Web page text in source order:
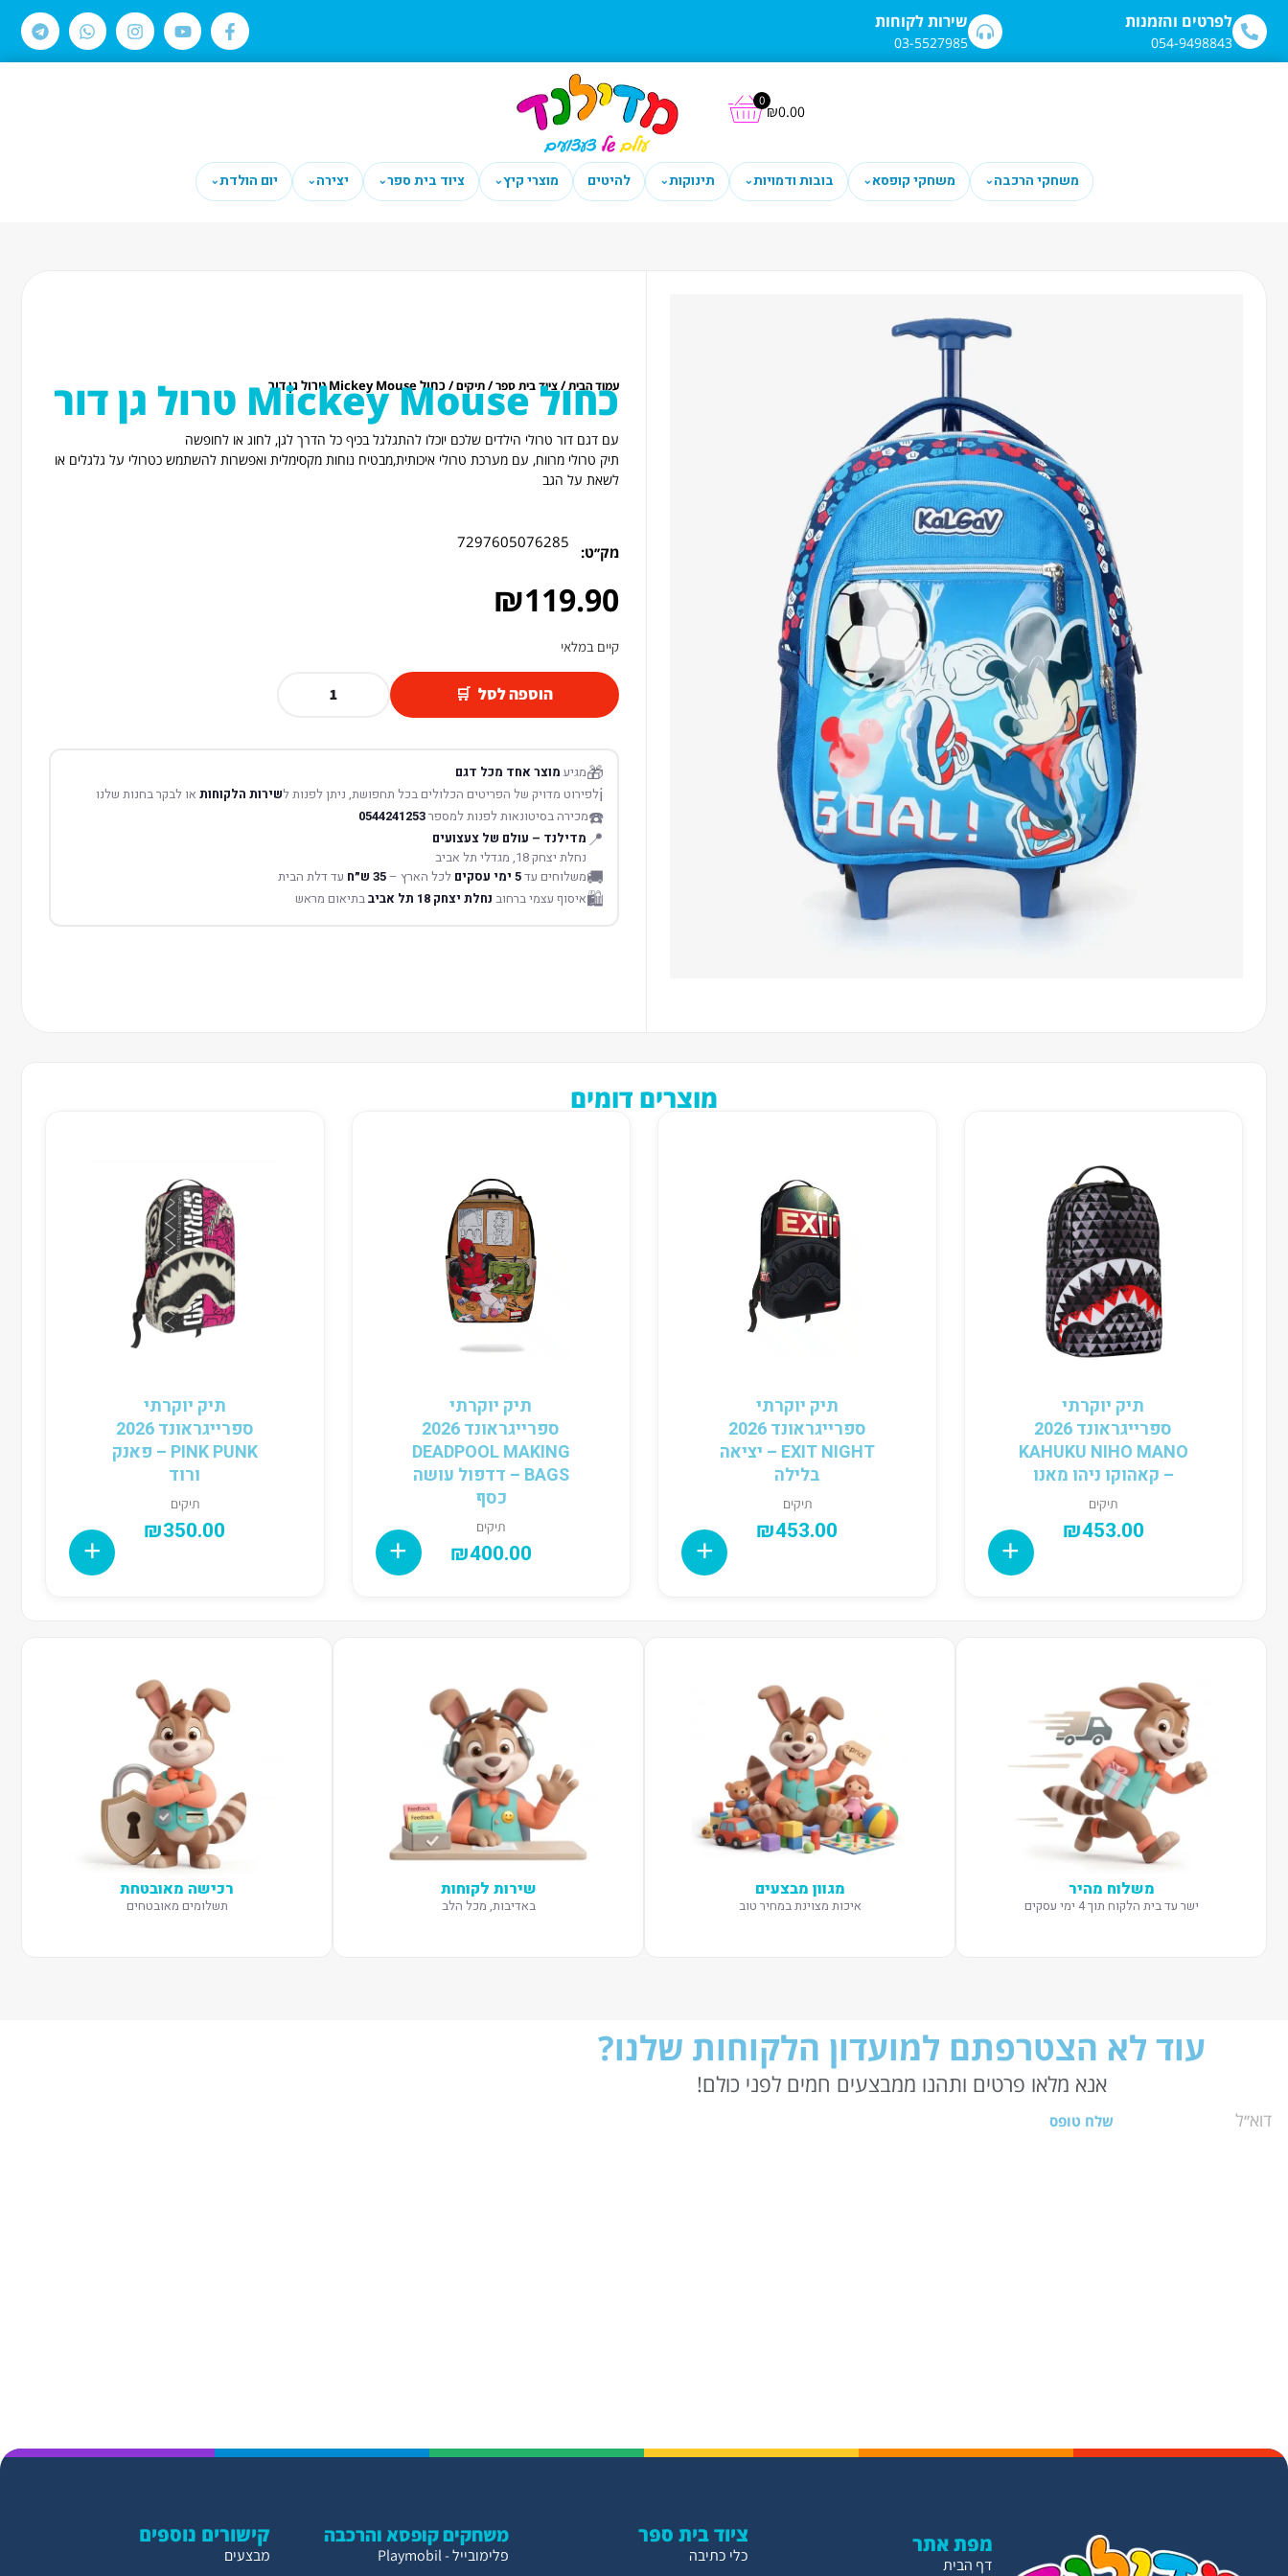
לתוכן שירות לקוחות
03-5527985
לפרטים והזמנות
054-9498843
₪0.00
0
משחקי הרכבה⌄ משחקי קופסא⌄ בובות ודמויות⌄ תינוקות⌄ להיטים מוצרי קיץ⌄ ציוד בית ספר⌄ יצירה⌄ יום הולדת⌄
עמוד הבית/ציוד בית ספר/תיקים/ כחול Mickey Mouse טרול גן דור כחול Mickey Mouse טרול גן דור
עם דגם דור טרולי הילדים שלכם יוכלו להתגלגל בכיף כל הדרך לגן, לחוג או לחופשה
תיק טרולי מרווח, עם מערכת טרולי איכותית,מבטיח נוחות מקסימלית ואפשרות להשתמש כטרולי על גלגלים או
לשאת על הגב
מק׳׳ט:
7297605076285
₪119.90
קיים במלאי
הוספה לסל
🎁מגיע מוצר אחד מכל דגם
ℹ️לפירוט מדויק של הפריטים הכלולים בכל תחפושת, ניתן לפנות לשירות הלקוחותאו לבקר בחנות שלנו
☎️מכירה בסיטונאות לפנות למספר0544241253
📍 מדילנד – עולם של צעצועים
נחלת יצחק 18, מגדלי תל אביב
🚚משלוחים עד5 ימי עסקים לכל הארץ –35 ש״ח עד דלת הבית
🛍️איסוף עצמי ברחוב נחלת יצחק 18 תל אביב בתיאום מראש
מוצרים דומים
תיק יוקרתי
ספרייגראונד 2026
KAHUKU NIHO MANO
– קאהוקו ניהו מאנו
תיקים
₪453.00
תיק יוקרתי
ספרייגראונד 2026
EXIT NIGHT – יציאה
בלילה
תיקים
₪453.00
תיק יוקרתי
ספרייגראונד 2026
DEADPOOL MAKING
BAGS – דדפול עושה
כסף
תיקים
₪400.00
תיק יוקרתי
ספרייגראונד 2026
PINK PUNK – פאנק
ורוד
תיקים
₪350.00
משלוח מהיר
ישר עד בית הלקוח תוך 4 ימי עסקים
מגוון מבצעים
איכות מצוינת במחיר טוב
שירות לקוחות
באדיבות, מכל הלב
רכישה מאובטחת
תשלומים מאובטחים
עוד לא הצטרפתם למועדון הלקוחות שלנו?
אנא מלאו פרטים ותהנו ממבצעים חמים לפני כולם!
שלח טופס
קישורים נוספים
מבצעים
משחקים קופסא והרכבה
פלימובייל - Playmobil
ציוד בית ספר
כלי כתיבה
מפת אתר
דף הבית